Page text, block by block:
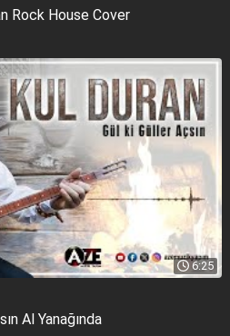
Rock House Cover
6:25
Al Yanağında